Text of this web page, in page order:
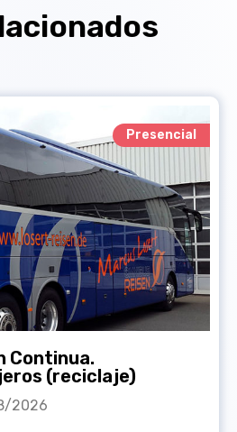
Presencial
Continua.
(reciclaje)
2026